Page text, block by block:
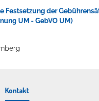
der
UM - GebVO UM)
Kontakt